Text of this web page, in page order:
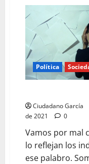
Política
Ciudadano García
de 2021
0
Vamos por mal
lo reflejan los
ese palabro.